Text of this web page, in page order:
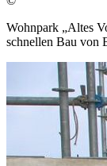
Wohnpark „Altes
schnellen Bau von